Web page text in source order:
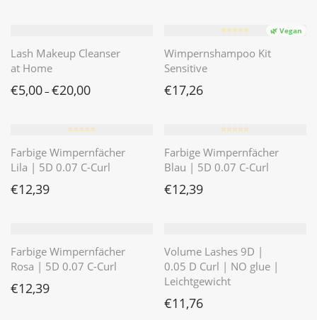
Lash Makeup Cleanser
at Home
€5,00– €20,00
⭐️⭐️⭐️⭐️⭐️ 🌿 Vegan
Wimpernshampoo Kit
Sensitive
€17,26
⭐️⭐️⭐️⭐️⭐️
Farbige Wimpernfächer
Lila | 5D 0.07 C-Curl
€12,39
⭐️⭐️⭐️⭐️⭐️
Farbige Wimpernfächer
Blau | 5D 0.07 C-Curl
€12,39
Farbige Wimpernfächer
Rosa | 5D 0.07 C-Curl
€12,39
Volume Lashes 9D |
0.05 D Curl | NO glue |
Leichtgewicht
€11,76